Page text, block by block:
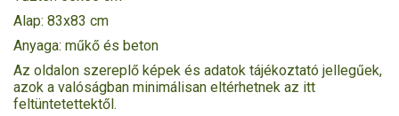
Alap: 83x83 cm
Anyaga: műkő és beton
Az oldalon szereplő képek és adatok tájékoztató jellegűek,
azok a valóságban minimálisan eltérhetnek az itt
feltüntetettektől.